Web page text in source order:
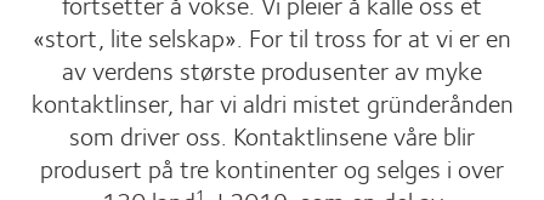
«stort, lite selskap». For til tross for at vi er en
av verdens største produsenter av myke
kontaktlinser, har vi aldri mistet gründerånden
som driver oss. Kontaktlinsene våre blir
produsert på tre kontinenter og selges i over